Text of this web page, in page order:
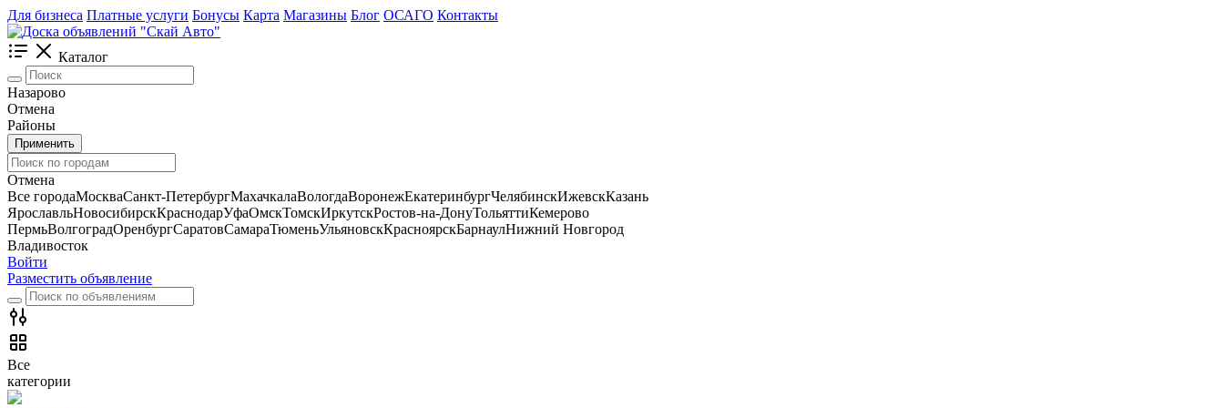
Для бизнеса Платные услуги Бонусы Карта Магазины Блог ОСАГО Контакты
Каталог
Назарово
Отмена
Районы
Применить
Отмена
Все городаМоскваСанкт-ПетербургМахачкалаВологдаВоронежЕкатеринбургЧелябинскИжевскКазань
ЯрославльНовосибирскКраснодарУфаОмскТомскИркутскРостов-на-ДонуТольяттиКемерово
ПермьВолгоградОренбургСаратовСамараТюменьУльяновскКрасноярскБарнаулНижний Новгород
Владивосток
Войти
Разместить объявление
Все
категории